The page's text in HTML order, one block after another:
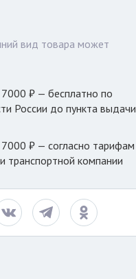
вид товара может
₽ — бесплатно по
России до пункта выдачи
₽ — согласно тарифам
транспортной компании